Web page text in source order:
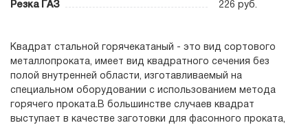
Резка ГАЗ 226 руб.
Квадрат стальной горячекатаный - это вид сортового
металлопроката, имеет вид квадратного сечения без
полой внутренней области, изготавливаемый на
специальном оборудовании с использованием метода
горячего проката.В большинстве случаев квадрат
выступает в качестве заготовки для фасонного проката,